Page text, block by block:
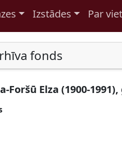
Izstādes Par
fonds
Foršū Elza (1900-